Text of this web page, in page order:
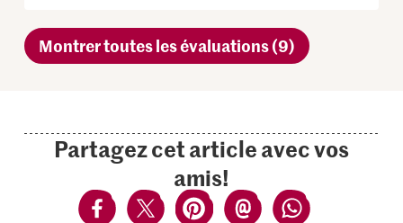
Montrer toutes les évaluations (9)
Partagez cet article avec vos
amis!